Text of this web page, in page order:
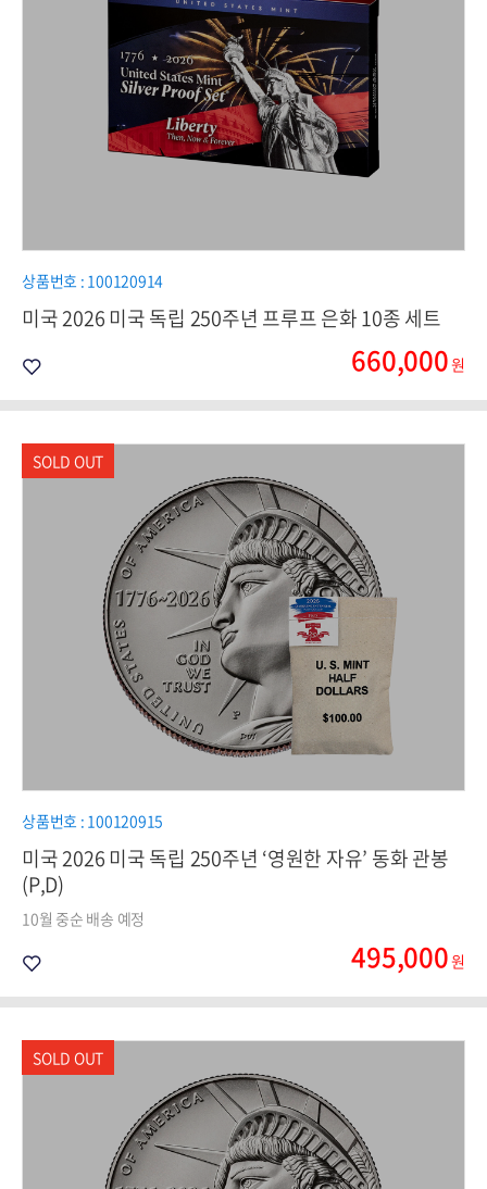
상품번호 : 100120914
미국 2026 미국 독립 250주년 프루프 은화 10종 세트
660,000원
상품번호 : 100120915
미국 2026 미국 독립 250주년 ‘영원한 자유’ 동화 관봉
(P,D)
10월 중순 배송 예정
495,000원